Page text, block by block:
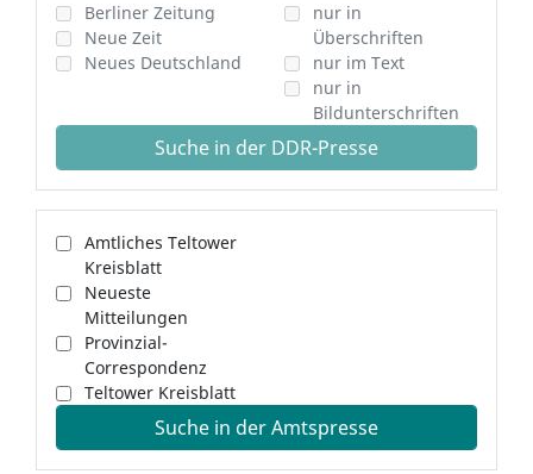
Berliner Zeitung
Neue Zeit
Neues Deutschland
nur in
Überschriften
nur im Text
nur in
Bildunterschriften
Suche in der DDR-Presse
Amtliches Teltower
Kreisblatt
Neueste
Mitteilungen
Provinzial-
Correspondenz
Teltower Kreisblatt
Suche in der Amtspresse